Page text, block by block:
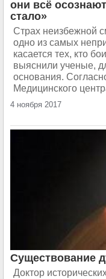
они всё
стало»
Страх неизбежной
одно из самых
касается тех, кто
выяснили ученые,
основания.
Медицинского
4 ноября 2017
Существование
Доктор